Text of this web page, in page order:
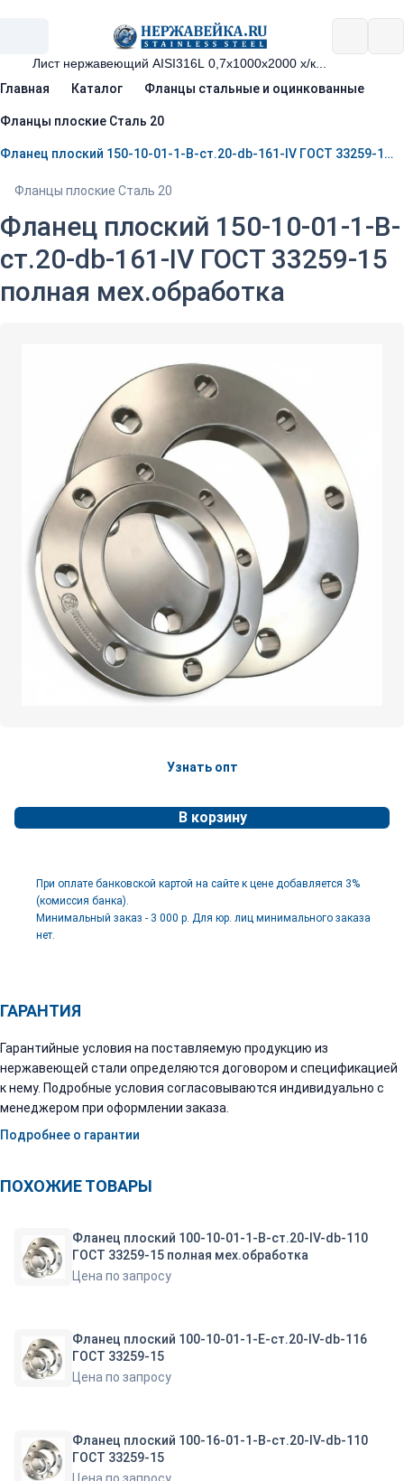
Главная Каталог Фланцы стальные и оцинкованные
Фланцы плоские Сталь 20
Фланец плоский 150-10-01-1-B-ст.20-db-161-IV ГОСТ 33259-15 полная мех.обработка
Фланцы плоские Сталь 20
Фланец плоский 150-10-01-1-B-
ст.20-db-161-IV ГОСТ 33259-15
полная мех.обработка
Узнать опт
В корзину
При оплате банковской картой на сайте к цене добавляется 3%
(комиссия банка).
Минимальный заказ - 3 000 р. Для юр. лиц минимального заказа
нет.
ГАРАНТИЯ
Гарантийные условия на поставляемую продукцию из
нержавеющей стали определяются договором и спецификацией
к нему. Подробные условия согласовываются индивидуально с
менеджером при оформлении заказа.
Подробнее о гарантии
ПОХОЖИЕ ТОВАРЫ
Фланец плоский 100-10-01-1-B-ст.20-IV-db-110
ГОСТ 33259-15 полная мех.обработка
Цена по запросу
Фланец плоский 100-10-01-1-E-ст.20-IV-db-116
ГОСТ 33259-15
Цена по запросу
Фланец плоский 100-16-01-1-B-ст.20-IV-db-110
ГОСТ 33259-15
Цена по запросу